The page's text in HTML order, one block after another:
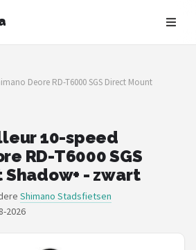
Deore RD-T6000 SGS Direct Mount
10-speed
RD-T6000 SGS
- zwart
Shimano Stadsfietsen
2026